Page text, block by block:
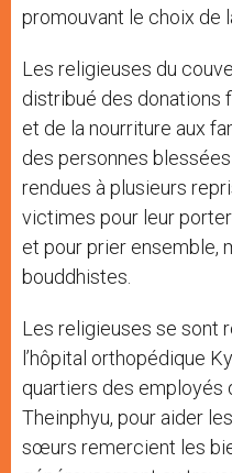
promouvant le choix de
Les religieuses du
distribué des donations
et de la nourriture aux
des personnes
rendues à plusieurs
victimes pour leur
et pour prier ensemble,
bouddhistes.
Les religieuses se sont
l’hôpital orthopédique
quartiers des employés
Theinphyu, pour aider
sœurs remercient les